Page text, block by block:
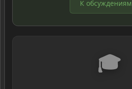
К обсуждениям
🎓